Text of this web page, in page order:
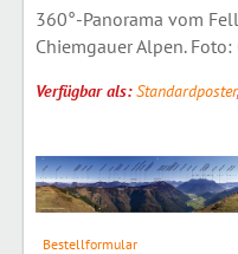
360°-Panorama vom
Chiemgauer Alpen. Foto:
Verfügbar als:Standardposter,
Bestellformular